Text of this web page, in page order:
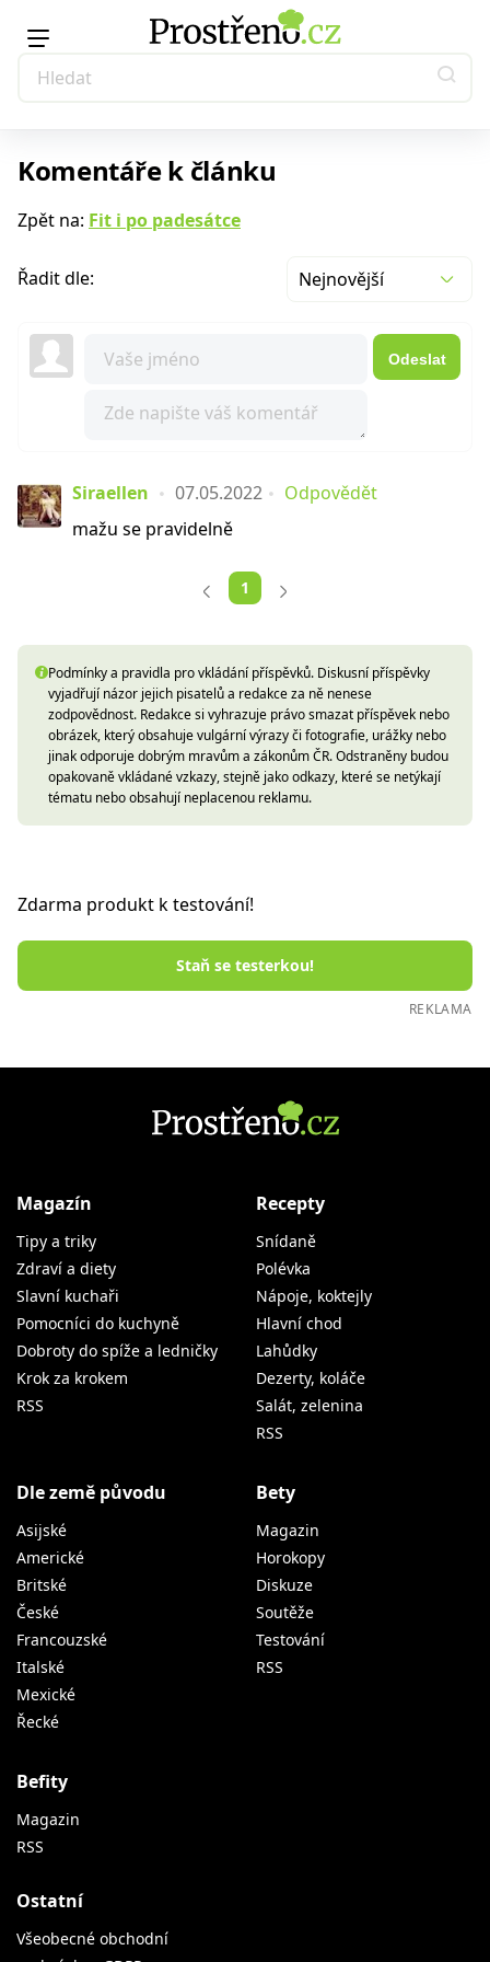
Komentáře k článku
Zpět na: Fit i po padesátce
Řadit dle: Nejnovější
Odeslat
Siraellen 07.05.2022
Odpovědět
mažu se pravidelně
1
Podmínky a pravidla pro vkládání příspěvků. Diskusní příspěvky
vyjadřují názor jejich pisatelů a redakce za ně nenese
zodpovědnost. Redakce si vyhrazuje právo smazat příspěvek nebo
obrázek, který obsahuje vulgární výrazy či fotografie, urážky nebo
jinak odporuje dobrým mravům a zákonům ČR. Odstraněny budou
opakovaně vkládané vzkazy, stejně jako odkazy, které se netýkají
tématu nebo obsahují neplacenou reklamu.
Zdarma produkt k testování!
Staň se testerkou!
REKLAMA
Magazín
Tipy a triky
Zdraví a diety
Slavní kuchaři
Pomocníci do kuchyně
Dobroty do spíže a ledničky
Krok za krokem
RSS
Recepty
Snídaně
Polévka
Nápoje, koktejly
Hlavní chod
Lahůdky
Dezerty, koláče
Salát, zelenina
RSS
Dle země původu
Asijské
Americké
Britské
České
Francouzské
Italské
Mexické
Řecké
Bety
Magazin
Horokopy
Diskuze
Soutěže
Testování
RSS
Befity
Magazin
RSS
Ostatní
Všeobecné obchodní